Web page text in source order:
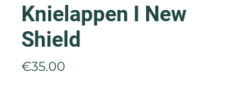
Knielappen I New
Shield
€35.00